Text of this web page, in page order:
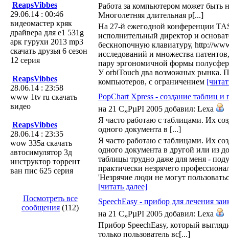
ReapsVibbes
29.06.14 : 00:46
видеомастер кряк
драйвера для e1 531g
арк гурухи 2013 mp3
скачать друзья 6 сезон
12 серия
ReapsVibbes
28.06.14 : 23:58
www 1tv ru скачать
видео
ReapsVibbes
28.06.14 : 23:35
wow 335а скачать
автосимулятор 3д
инструктор торрент
ван пис 625 серия
Посмотреть все
сообщения (112)
Работа за компьютером может быть
Многолетняя длительная р[...]
На 27-й ежегодной конференции
исполнительный директор и
бескнопочную клавиатуру, http://
исследований и множества
пару эргономичной формы
У orbiTouch два возможных рынка.
компьютеров, с ограничением
PopChart Xpress - создание таблиц
на 21 С„РµРІ 2005 добавил: Lexa
Я часто работаю с таблицами. Их
одного документа в [...]
Я часто работаю с таблицами. Их
одного документа в другой или из
таблицы трудно даже для меня -
практически незрячего
'Незрячие люди не могут
[читать далее]
SpeechEasy - прибор для лечения
на 21 С„РµРІ 2005 добавил: Lexa
Прибор SpeechEasy, который
только пользователь вс[...]